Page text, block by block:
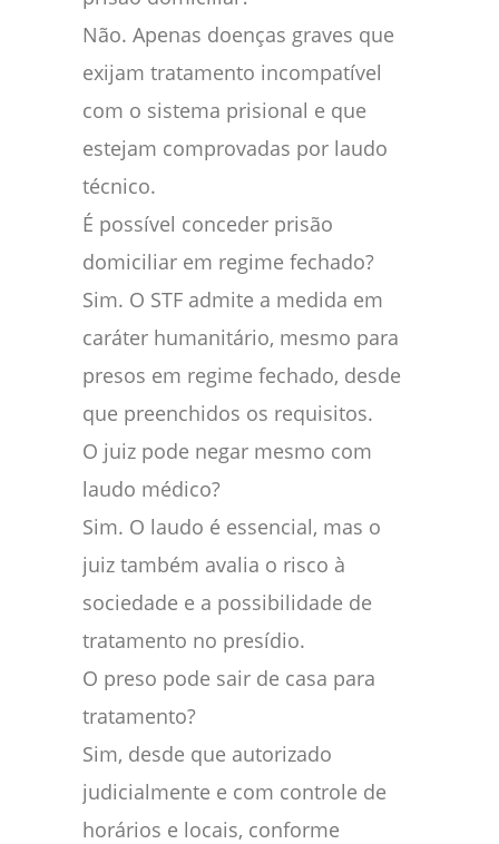
Não. Apenas doenças graves que
exijam tratamento incompatível
com o sistema prisional e que
estejam comprovadas por laudo
técnico.
É possível conceder prisão
domiciliar em regime fechado?
Sim. O STF admite a medida em
caráter humanitário, mesmo para
presos em regime fechado, desde
que preenchidos os requisitos.
O juiz pode negar mesmo com
laudo médico?
Sim. O laudo é essencial, mas o
juiz também avalia o risco à
sociedade e a possibilidade de
tratamento no presídio.
O preso pode sair de casa para
tratamento?
Sim, desde que autorizado
judicialmente e com controle de
horários e locais, conforme